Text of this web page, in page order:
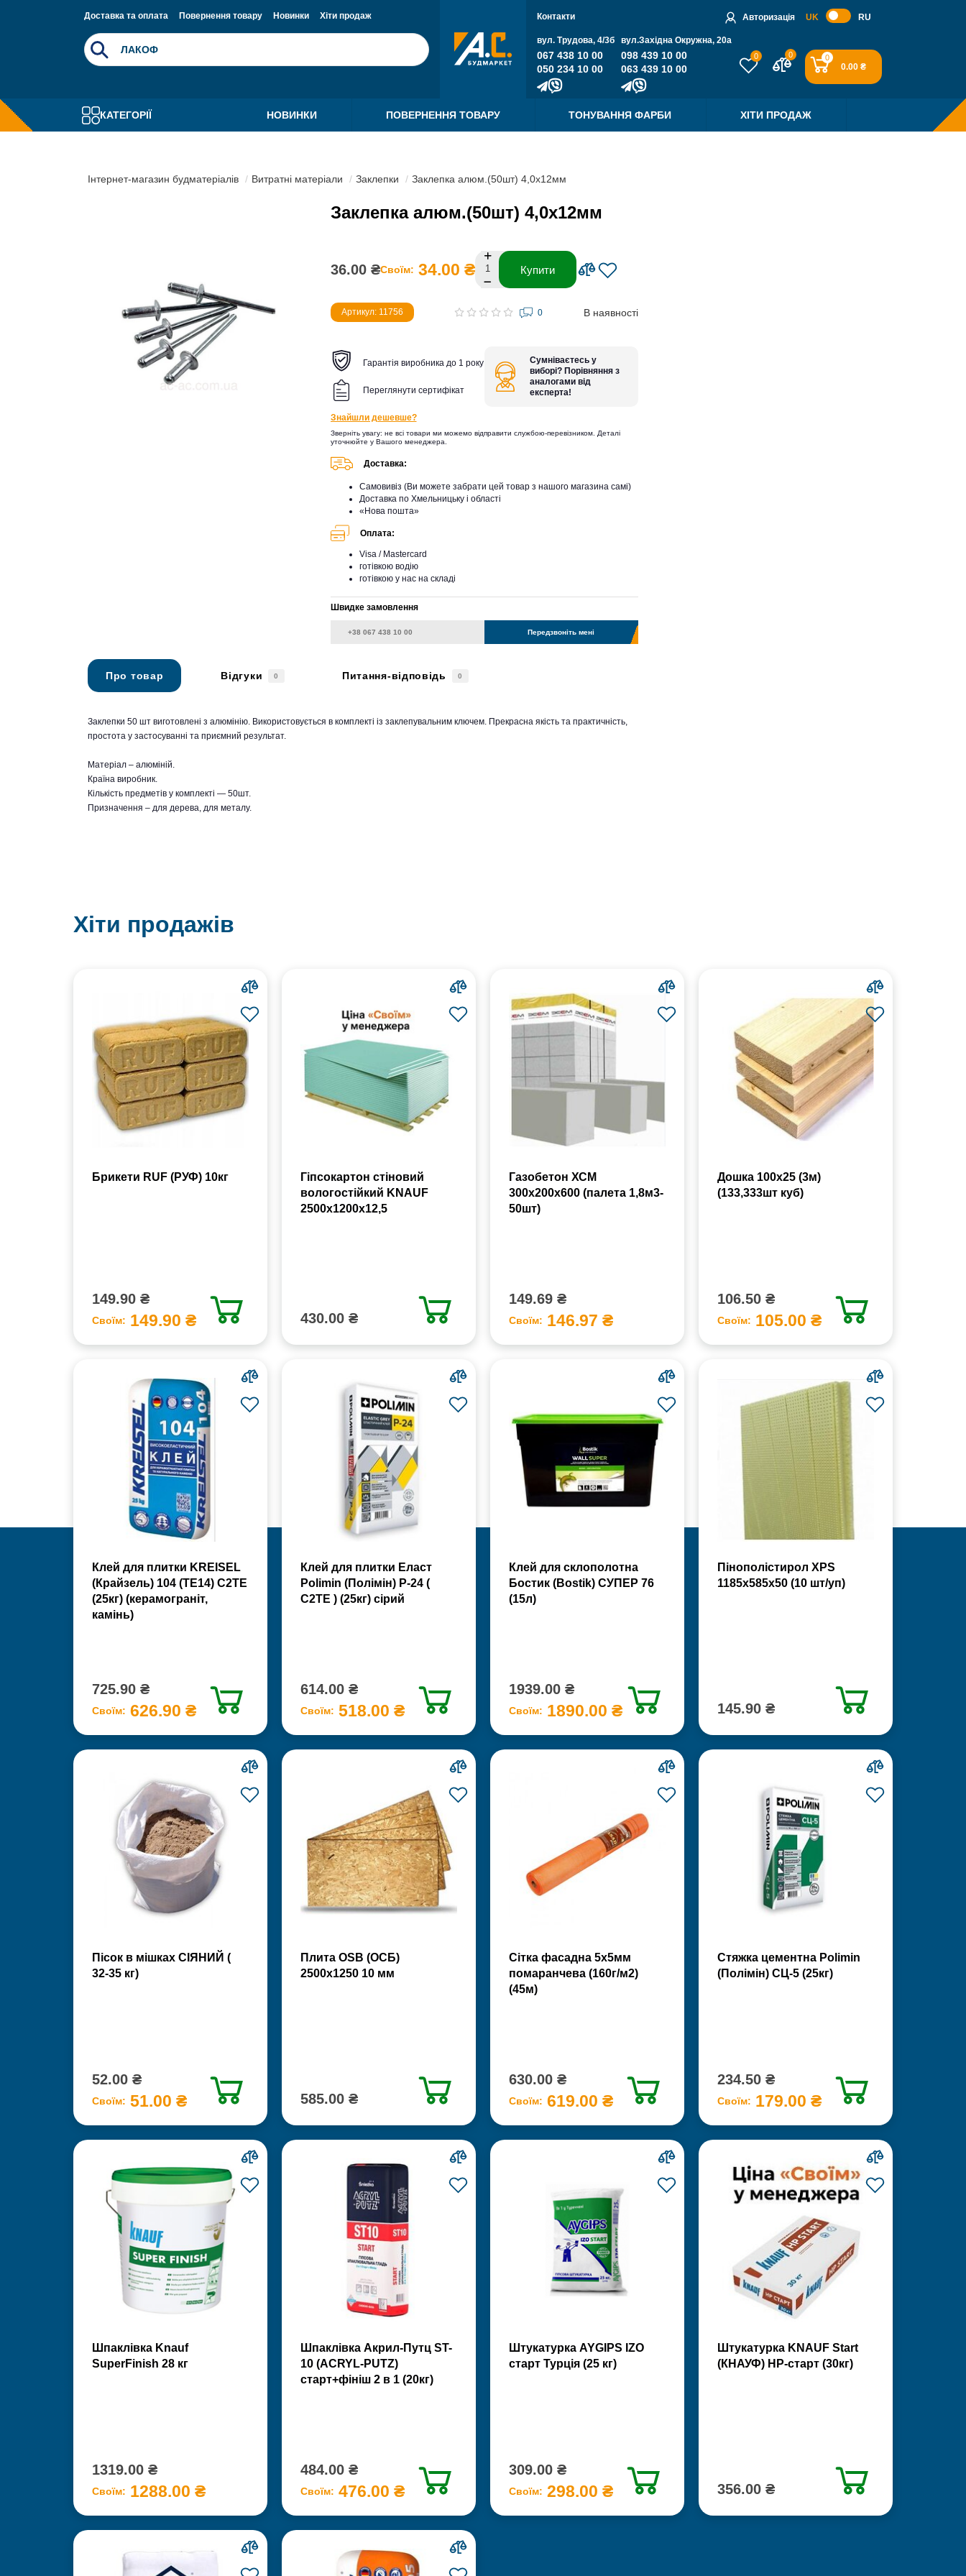
Доставка та оплата Повернення товару Новинки Хіти продаж Контакти Авторизація UK RU
вул. Трудова, 4/3б
067 438 10 00
050 234 10 00
вул.Західна Окружна, 20a
098 439 10 00
063 439 10 00
0 0 0
0.00 ₴
КАТЕГОРІЇ НОВИНКИ ПОВЕРНЕННЯ ТОВАРУ ТОНУВАННЯ ФАРБИ ХІТИ ПРОДАЖ
Інтернет-магазин будматеріалів Витратні матеріали Заклепки Заклепка алюм.(50шт) 4,0х12мм
Заклепка алюм.(50шт) 4,0х12мм
36.00 ₴Своїм: 34.00 ₴ Купити
Артикул: 11756 0 В наявності
Гарантія виробника до 1 року
Переглянути сертифікат
Сумніваєтесь у
виборі? Порівняння з
аналогами від
експерта!
Знайшли дешевше?
Зверніть увагу: не всі товари ми можемо відправити службою-перевізником. Деталі
уточнюйте у Вашого менеджера.
Доставка:
Самовивіз (Ви можете забрати цей товар з нашого магазина самі)
Доставка по Хмельницьку і області
«Нова пошта»
Оплата:
Visa / Mastercard
готівкою водію
готівкою у нас на складі
Швидке замовлення
Передзвоніть мені
Про товар Відгуки 0 Питання-відповідь 0
Заклепки 50 шт виготовлені з алюмінію. Використовується в комплекті із заклепувальним ключем. Прекрасна якість та практичність,
простота у застосуванні та приємний результат.
Матеріал – алюміній.
Країна виробник.
Кількість предметів у комплекті — 50шт.
Призначення – для дерева, для металу.
Хіти продажів
Брикети RUF (РУФ) 10кг
149.90 ₴
Своїм: 149.90 ₴
Гіпсокартон стіновий
вологостійкий KNAUF
2500х1200х12,5
430.00 ₴
Газобетон ХСМ
300x200x600 (палета 1,8м3-
50шт)
149.69 ₴
Своїм: 146.97 ₴
Дошка 100х25 (3м)
(133,333шт куб)
106.50 ₴
Своїм: 105.00 ₴
Клей для плитки KREISEL
(Крайзель) 104 (ТЕ14) С2TE
(25кг) (керамограніт,
камінь)
725.90 ₴
Своїм: 626.90 ₴
Клей для плитки Еласт
Polimin (Полімін) Р-24 (
С2ТЕ ) (25кг) сірий
614.00 ₴
Своїм: 518.00 ₴
Клей для склополотна
Бостик (Bostik) СУПЕР 76
(15л)
1939.00 ₴
Своїм: 1890.00 ₴
Пінополістирол XPS
1185х585х50 (10 шт/уп)
145.90 ₴
Пісок в мішках СІЯНИЙ (
32-35 кг)
52.00 ₴
Своїм: 51.00 ₴
Плита OSB (ОСБ)
2500х1250 10 мм
585.00 ₴
Сітка фасадна 5х5мм
помаранчева (160г/м2)
(45м)
630.00 ₴
Своїм: 619.00 ₴
Стяжка цементна Polimin
(Полімін) СЦ-5 (25кг)
234.50 ₴
Своїм: 179.00 ₴
Шпаклівка Knauf
SuperFinish 28 кг
1319.00 ₴
Своїм: 1288.00 ₴
Шпаклівка Акрил-Путц ST-
10 (ACRYL-PUTZ)
старт+фініш 2 в 1 (20кг)
484.00 ₴
Своїм: 476.00 ₴
Штукатурка AYGIPS IZO
старт Турція (25 кг)
309.00 ₴
Своїм: 298.00 ₴
Штукатурка KNAUF Start
(КНАУФ) НР-старт (30кг)
356.00 ₴